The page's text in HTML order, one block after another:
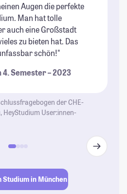
Augen die perfekte
Man hat tolle
auch eine Großstadt
zu bieten hat. Das
schön!"
Semester – 2023
der CHE-
User:innen-
Studium in München